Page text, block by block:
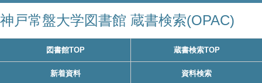
神戸常盤大学図書館 蔵書検索(OPAC)
図書館TOP 蔵書検索TOP
新着資料 資料検索